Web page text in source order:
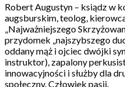
Robert Augustyn – ksiądz w
augsburskim, teolog,
„Najważniejszego
przydomek „najszybszego
oddany mąż i ojciec dwójki
instruktor), zapalony
innowacyjności i służby dla
społeczny. Człowiek pasji.